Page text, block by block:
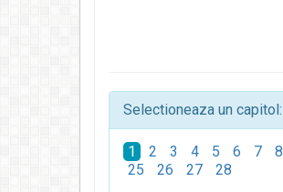
Selectioneaza un capitol:
1 2 3 4 5 6 7 8
25
26 27 28